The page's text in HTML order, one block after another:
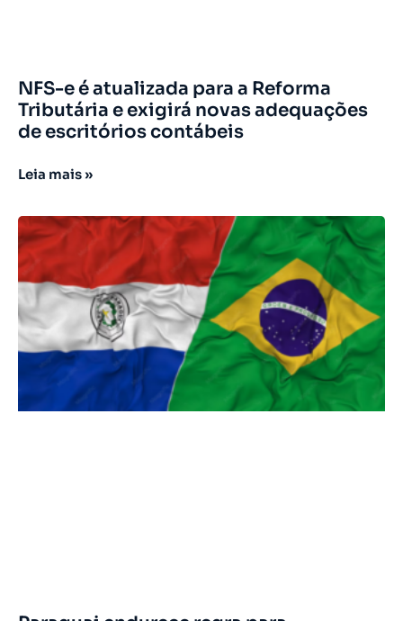
NFS-e é atualizada para a Reforma
Tributária e exigirá novas adequações
de escritórios contábeis
Leia mais »